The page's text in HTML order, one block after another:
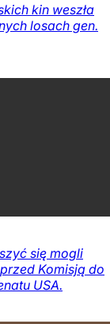
kin weszła
losach gen.
się mogli
Komisją do
USA.